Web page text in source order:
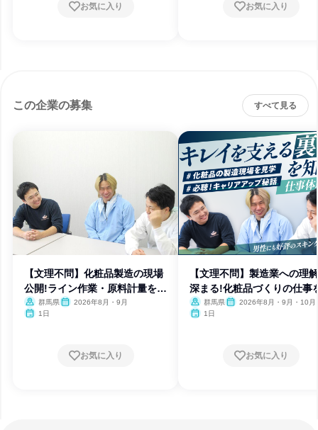
お気に入り お気に入り
この企業の募集 すべて見る
【文理不問】化粧品製造の現場
公開!ライン作業・原料計量を体
験 群馬県
2026年8月・9月
1日
お気に入り
【文理不問】製造業への理
深まる!化粧品づくりの仕事
験 群馬県
2026年8月・9月・10月
1日
お気に入り